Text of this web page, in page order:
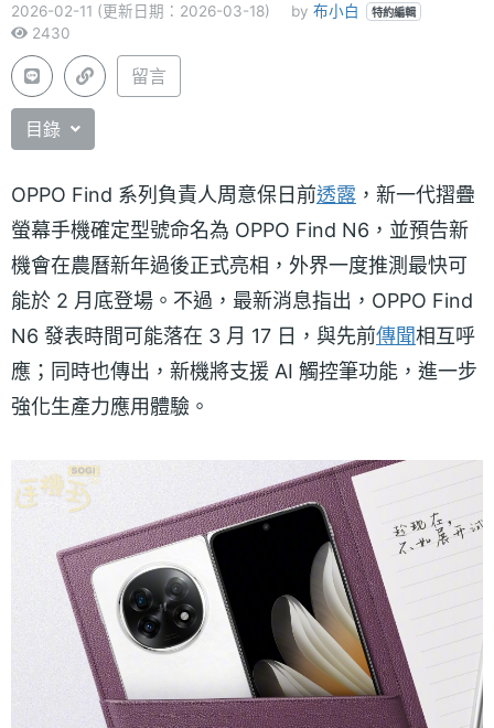
2026-02-11 (更新日期：2026-03-18) by 布小白 特約編輯
2430
留言
目錄
OPPO Find 系列負責人周意保日前透露 ，新一代摺疊
螢幕手機確定型號命名為 OPPO Find N6，並預告新
機會在農曆新年過後正式亮相，外界一度推測最快可
能於 2 月底登場。不過，最新消息指出，OPPO Find
N6 發表時間可能落在 3 月 17 日，與先前傳聞相互呼
應；同時也傳出，新機將支援 AI 觸控筆功能，進一步
強化生產力應用體驗。